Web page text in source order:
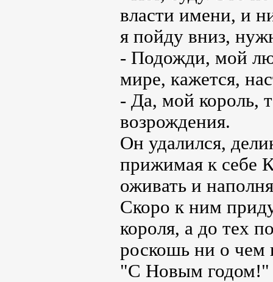
власти имени, и
я пойду вниз,
- Подожди, мой
мире, кажется,
- Да, мой король,
возрождения.
Он удалился,
прижимая к себе
оживать и
Скоро к ним
короля, а до тех
роскошь ни о чем
"С Новым годом!"